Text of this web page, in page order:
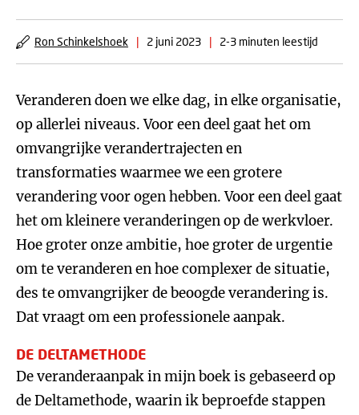
Ron Schinkelshoek | 2 juni 2023 | 2-3 minuten leestijd
Veranderen doen we elke dag, in elke organisatie,
op allerlei niveaus. Voor een deel gaat het om
omvangrijke verandertrajecten en
transformaties waarmee we een grotere
verandering voor ogen hebben. Voor een deel gaat
het om kleinere veranderingen op de werkvloer.
Hoe groter onze ambitie, hoe groter de urgentie
om te veranderen en hoe complexer de situatie,
des te omvangrijker de beoogde verandering is.
Dat vraagt om een professionele aanpak.
DE DELTAMETHODE
De veranderaanpak in mijn boek is gebaseerd op
de Deltamethode, waarin ik beproefde stappen